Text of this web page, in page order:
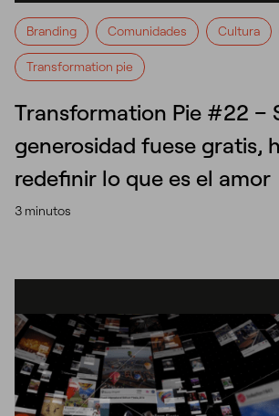
Branding Comunidades Cultura
Transformation pie
Transformation Pie #22 –
generosidad fuese gratis,
redefinir lo que es el amor
3 minutos